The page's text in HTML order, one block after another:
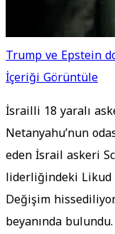
Trump ve Epstein
İçeriği Görüntüle
İsrailli 18 yaralı
Netanyahu’nun
eden İsrail askeri
liderliğindeki Likud
Değişim
beyanında bulundu.